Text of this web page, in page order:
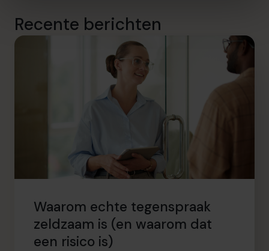
Recente berichten
Waarom echte tegenspraak
zeldzaam is (en waarom dat
een risico is)